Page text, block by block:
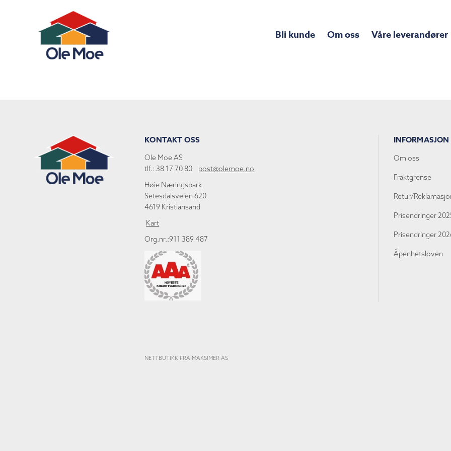
Bli kunde Om oss Våre leverandører
KONTAKT OSS
Ole Moe AS
tlf.: 38 17 70 80 post@olemoe.no
Høie Næringspark
Setesdalsveien 620
4619 Kristiansand
Kart
Org.nr.:911 389 487
INFORMASJON
Om oss
Fraktgrense
Retur/
Prisendringer
Prisendringer
Åpenhetsloven
NETTBUTIKK FRA MAKSIMER AS